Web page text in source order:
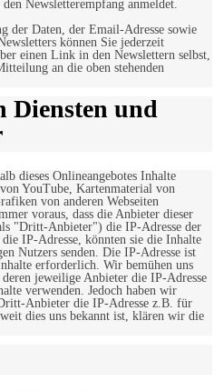
Newsletterempfang anmeldet.
der Daten, der Email-Adresse sowie
können Sie jederzeit
einen Link in den Newslettern selbst,
an die oben stehenden
Diensten und
dieses Onlineangebotes Inhalte
YouTube, Kartenmaterial von
von anderen Webseiten
voraus, dass die Anbieter dieser
"Dritt-Anbieter") die IP-Adresse der
IP-Adresse, könnten sie die Inhalte
Nutzers senden. Die IP-Adresse ist
erforderlich. Wir bemühen uns
jeweilige Anbieter die IP-Adresse
verwenden. Jedoch haben wir
Anbieter die IP-Adresse z.B. für
dies uns bekannt ist, klären wir die